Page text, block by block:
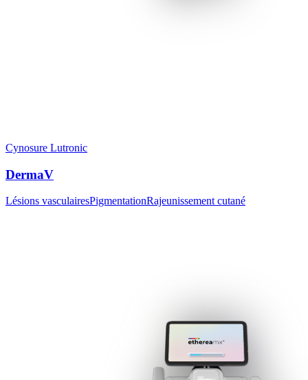
Cynosure Lutronic
DermaV
Lésions vasculairesPigmentationRajeunissement cutané